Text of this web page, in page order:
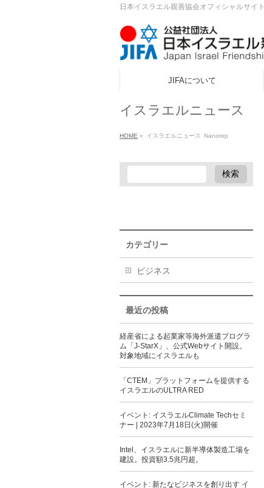
日本イスラエル親善協会オフィシャルサイト
JIFAについて
イスラエルニュース
HOME » イスラエルニュース Nanorep
カテゴリー
ビジネス
最近の投稿
経産省による起業家等海外派遣プログラ
ム「J-StarX」、公式Webサイト開設。
対象地域にイスラエルも
「CTEM」プラットフォームを提供する
イスラエルのULTRA RED
イベント: イスラエルClimate Techセミ
ナー | 2023年7月18日(火)開催
Intel、イスラエルに新半導体製造工場を
建設。投資額3.5兆円超。
イベント: 新たなビジネスを創り出す イ